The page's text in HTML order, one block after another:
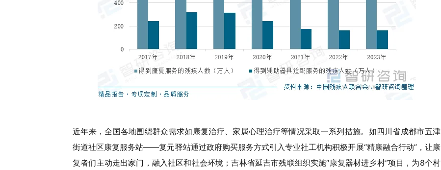
近年来，全国各地围绕群众需求如康复治疗、家属心理治疗等情况采取一系列措施。如四川省成都市五津
街道社区康复服务站——复元驿站通过政府购买服务方式引入专业社工机构积极开展“精康融合行动”，让康
复者们主动走出家门，融入社区和社会环境；吉林省延吉市残联组织实施“康复器材进乡村”项目，为8个村